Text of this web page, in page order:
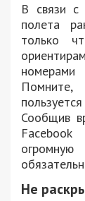
В связи с
полета
только
номерами
Сообщив
Не